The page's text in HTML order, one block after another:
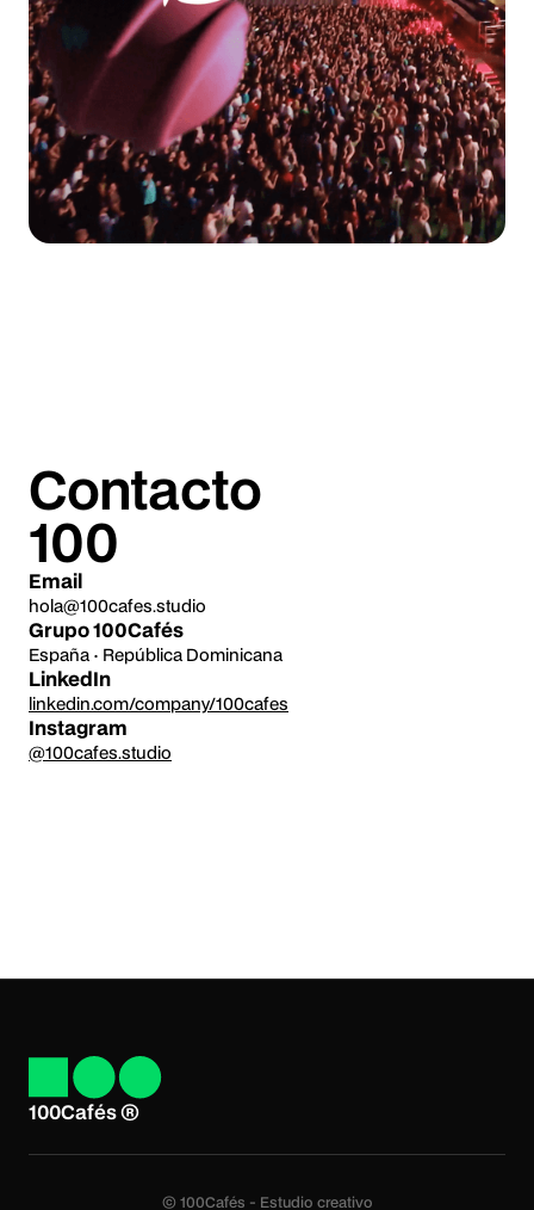
Contacto
100
Email
hola@100cafes.studio
Grupo 100Cafés
España · República Dominicana
LinkedIn
linkedin.com/company/100cafes
Instagram
@100cafes.studio
100Cafés ®
© 100Cafés - Estudio creativo